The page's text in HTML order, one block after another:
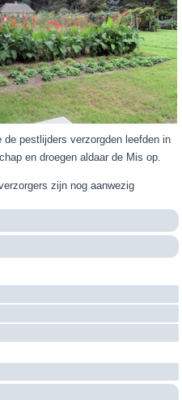
pestlijders verzorgden leefden in
en droegen aldaar de Mis op.
zijn nog aanwezig